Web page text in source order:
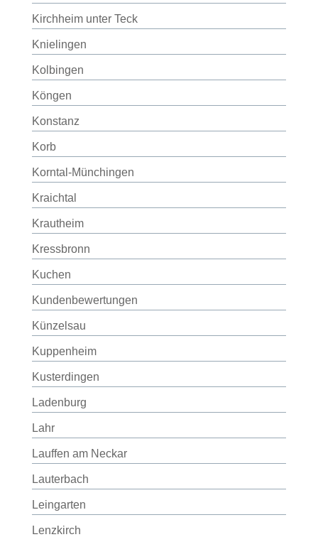
Kirchheim unter Teck
Knielingen
Kolbingen
Köngen
Konstanz
Korb
Korntal-Münchingen
Kraichtal
Krautheim
Kressbronn
Kuchen
Kundenbewertungen
Künzelsau
Kuppenheim
Kusterdingen
Ladenburg
Lahr
Lauffen am Neckar
Lauterbach
Leingarten
Lenzkirch